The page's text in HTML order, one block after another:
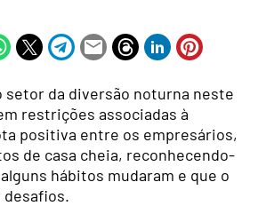
setor da diversão noturna neste
restrições associadas à
positiva entre os empresários,
de casa cheia, reconhecendo-
hábitos mudaram e que o